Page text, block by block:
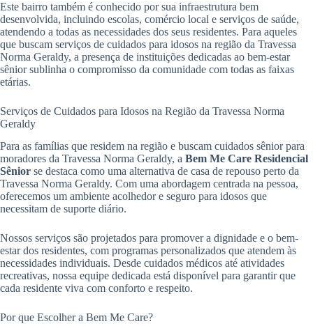
Este bairro também é conhecido por sua infraestrutura bem
desenvolvida, incluindo escolas, comércio local e serviços de saúde,
atendendo a todas as necessidades dos seus residentes. Para aqueles
que buscam serviços de cuidados para idosos na região da Travessa
Norma Geraldy, a presença de instituições dedicadas ao bem-estar
sênior sublinha o compromisso da comunidade com todas as faixas
etárias.
Serviços de Cuidados para Idosos na Região da Travessa Norma
Geraldy
Para as famílias que residem na região e buscam cuidados sênior para
moradores da Travessa Norma Geraldy, a Bem Me Care Residencial
Sênior se destaca como uma alternativa de casa de repouso perto da
Travessa Norma Geraldy. Com uma abordagem centrada na pessoa,
oferecemos um ambiente acolhedor e seguro para idosos que
necessitam de suporte diário.
Nossos serviços são projetados para promover a dignidade e o bem-
estar dos residentes, com programas personalizados que atendem às
necessidades individuais. Desde cuidados médicos até atividades
recreativas, nossa equipe dedicada está disponível para garantir que
cada residente viva com conforto e respeito.
Por que Escolher a Bem Me Care?